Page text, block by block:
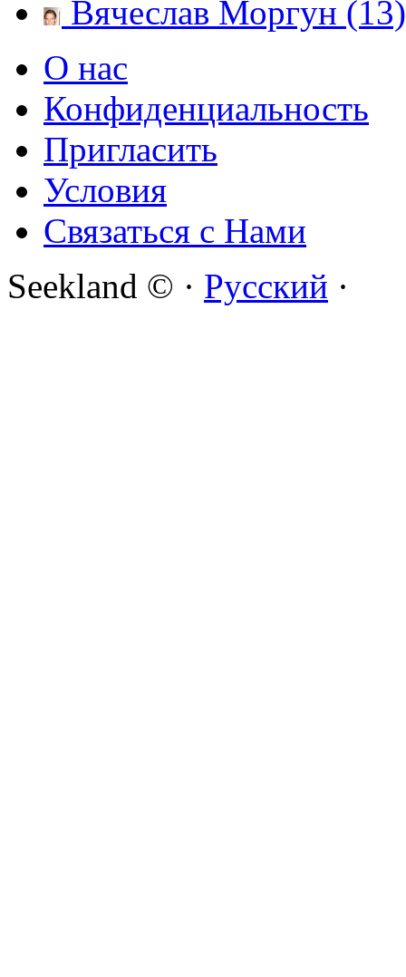
Вячеслав Моргун (13)
О нас
Конфиденциальность
Пригласить
Условия
Связаться с Нами
Seekland © · Русский ·